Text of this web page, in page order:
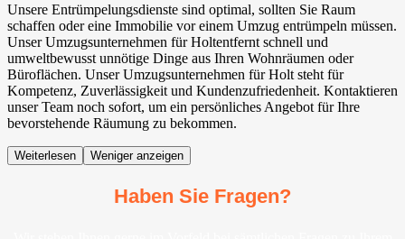
Unsere Entrümpelungsdienste sind optimal, sollten Sie Raum
schaffen oder eine Immobilie vor einem Umzug entrümpeln müssen.
Unser Umzugsunternehmen für Holtentfernt schnell und
umweltbewusst unnötige Dinge aus Ihren Wohnräumen oder
Büroflächen. Unser Umzugsunternehmen für Holt steht für
Kompetenz, Zuverlässigkeit und Kundenzufriedenheit. Kontaktieren
unser Team noch sofort, um ein persönliches Angebot für Ihre
bevorstehende Räumung zu bekommen.
Weiterlesen Weniger anzeigen
Haben Sie Fragen?